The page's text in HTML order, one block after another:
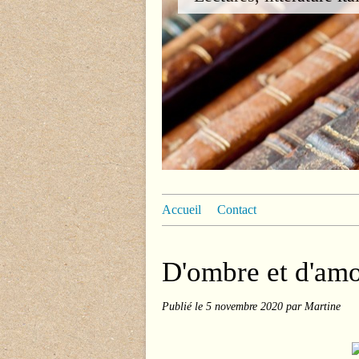
Accueil Contact
D'ombre et
Publié le 5 novembre 2020 par Martine